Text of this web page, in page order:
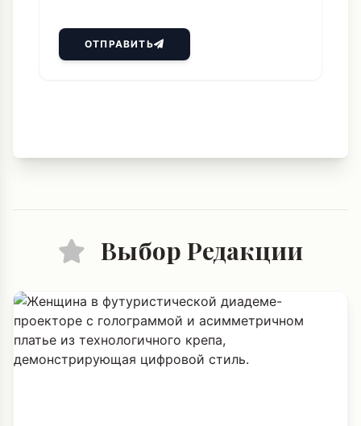
ОТПРАВИТЬ
Выбор Редакции